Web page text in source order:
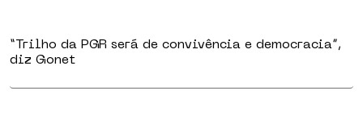
“Trilho da PGR será de convivência e democracia”,
diz Gonet